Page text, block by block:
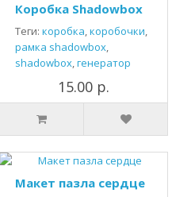
Коробка Shadowbox
Теги: коробка,коробочки,
рамка shadowbox,
shadowbox,генератор
15.00 р.
Макет пазла сердце